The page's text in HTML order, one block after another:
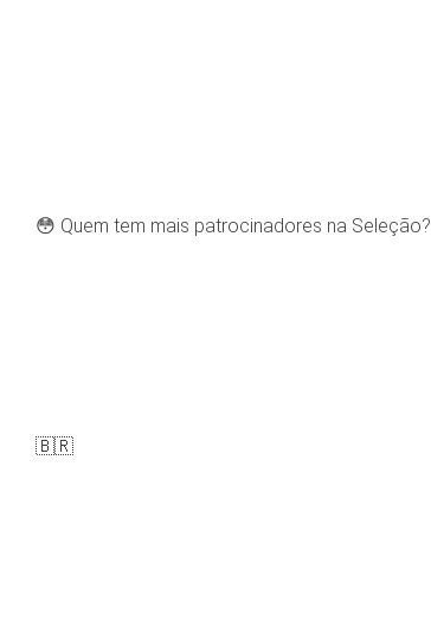
😳 Quem tem mais patrocinadores na Seleção?
🇧🇷